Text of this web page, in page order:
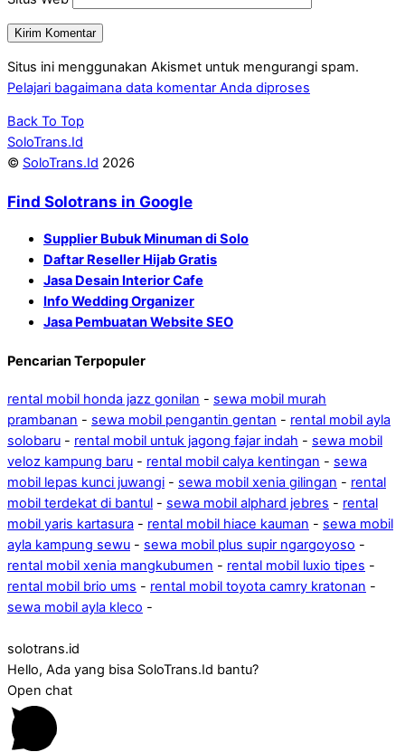
Situs ini menggunakan Akismet untuk mengurangi spam.
Pelajari bagaimana data komentar Anda diproses
Back To Top
SoloTrans.Id
© SoloTrans.Id 2026
Find Solotrans in Google
Supplier Bubuk Minuman di Solo
Daftar Reseller Hijab Gratis
Jasa Desain Interior Cafe
Info Wedding Organizer
Jasa Pembuatan Website SEO
Pencarian Terpopuler
rental mobil honda jazz gonilan - sewa mobil murah
prambanan - sewa mobil pengantin gentan - rental mobil ayla
solobaru - rental mobil untuk jagong fajar indah - sewa mobil
veloz kampung baru - rental mobil calya kentingan - sewa
mobil lepas kunci juwangi - sewa mobil xenia gilingan - rental
mobil terdekat di bantul - sewa mobil alphard jebres - rental
mobil yaris kartasura - rental mobil hiace kauman - sewa mobil
ayla kampung sewu - sewa mobil plus supir ngargoyoso -
rental mobil xenia mangkubumen - rental mobil luxio tipes -
rental mobil brio ums - rental mobil toyota camry kratonan -
sewa mobil ayla kleco -
solotrans.id
Hello, Ada yang bisa SoloTrans.Id bantu?
Open chat